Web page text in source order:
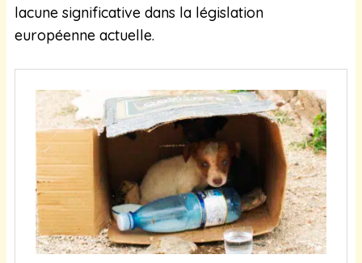
lacune significative dans la législation
européenne actuelle.